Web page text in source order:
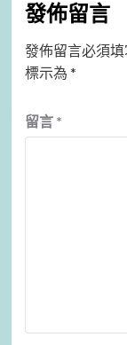
發佈留言
發佈留言必須
標示為 *
留言 *